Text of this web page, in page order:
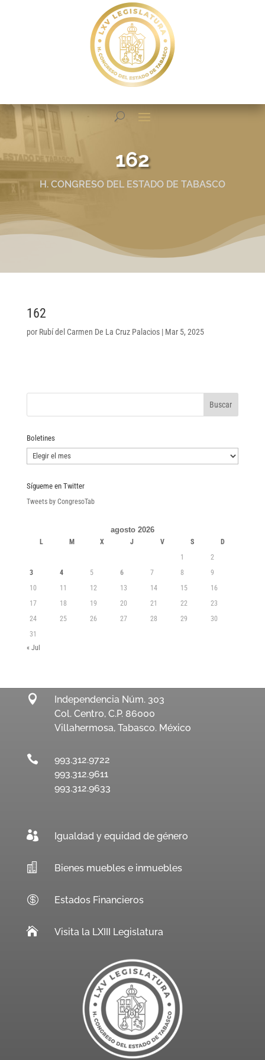
162
H. CONGRESO DEL ESTADO DE TABASCO
162
por Rubí del Carmen De La Cruz Palacios| Mar 5, 2025
Boletines
Boletines
Sígueme en Twitter
Tweets by CongresoTab
agosto 2026
L M X J V S
D
1
2
3
4 5 6 7 8
9
10
11 12 13 14 15
16
17
18 19 20 21 22
23
24
25 26 27 28 29
30
31
« Jul

Independencia Núm. 303
Col. Centro, C.P. 86000
Villahermosa, Tabasco. México

993.312.9722
993.312.9611
993.312.9633
 Igualdad y equidad de género
 Bienes muebles e inmuebles
 Estados Financieros
 Visita la LXIII Legislatura